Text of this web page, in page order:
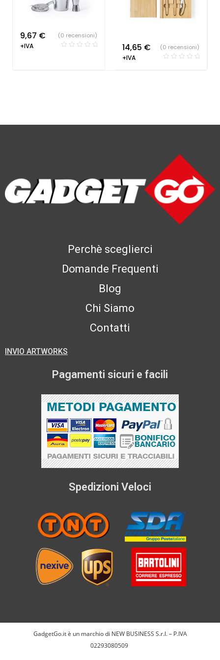
9,67 €
+IVA
(0 recensioni)
14,65 €
+IVA
(0 recensioni)
Perchè sceglierci
Domande Frequenti
Blog
Chi Siamo
Contatti
INVIO ARTWORKS
Pagamenti sicuri e facili
Spedizioni Veloci
GadgetGo.it è un marchio di NEW BUSINESS S.r.l. – P.IVA
02293080509